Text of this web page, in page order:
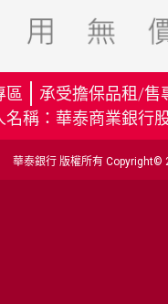
區 承受擔保品租/售
名稱：華泰商業銀行
華泰銀行 版權所有 Copyright©